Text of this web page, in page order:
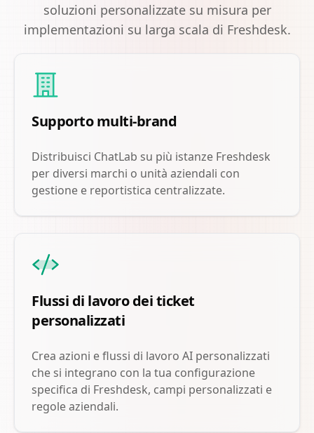
soluzioni personalizzate su misura per
implementazioni su larga scala di Freshdesk.
Supporto multi-brand
Distribuisci ChatLab su più istanze Freshdesk
per diversi marchi o unità aziendali con
gestione e reportistica centralizzate.
Flussi di lavoro dei ticket
personalizzati
Crea azioni e flussi di lavoro AI personalizzati
che si integrano con la tua configurazione
specifica di Freshdesk, campi personalizzati e
regole aziendali.